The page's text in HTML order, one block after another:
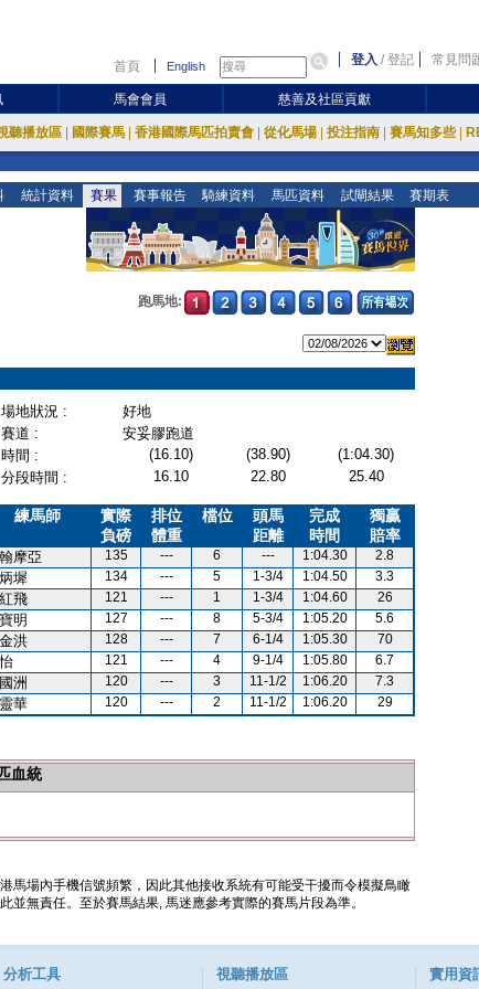
首頁 English 登入 /登記 常見問
馬會會員 慈善及社區貢獻
聽播放區 國際賽馬 香港國際馬匹拍賣會 從化馬場 投注指南 賽馬知多些
統計資料 賽果 賽事報告 騎練資料 馬匹資料 試閘結果 賽期表
跑馬地:
場地狀況 :
好地
賽道 :
安妥膠跑道
時間 : (16.10) (38.90)
(1:04.30)
分段時間 :
16.10 22.80 25.40
練馬師
實際
負磅
排位
體重
檔位
頭馬
距離
完成
時間
獨贏
賠率
摩亞 135 --- 6 --- 1:04.30
2.8
墀 134 --- 5 1-3/4 1:04.50
3.3
飛 121 --- 1 1-3/4 1:04.60
26
明 127 --- 8 5-3/4 1:05.20
5.6
洪 128 --- 7 6-1/4 1:05.30
70
121 --- 4 9-1/4 1:05.80
6.7
洲 120 --- 3 11-1/2 1:06.20
7.3
華 120 --- 2 11-1/2 1:06.20 29
血統
馬場內手機信號頻繁，因此其他接收系統有可能受干擾而令模擬鳥瞰
無責任。至於賽馬結果, 馬迷應參考實際的賽馬片段為準。
分析工具 視聽播放區 實用資